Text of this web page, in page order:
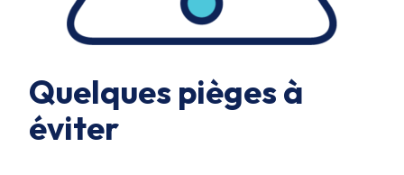
Quelques pièges à
éviter